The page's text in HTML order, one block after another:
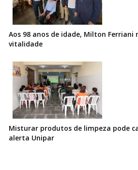
Aos 98 anos de idade, Milton Ferriani
vitalidade
Misturar produtos de limpeza pode
alerta Unipar